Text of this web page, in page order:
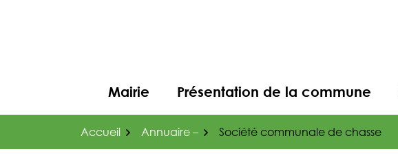
Mairie Présentation de la commune
Accueil Annuaire – Société communale de chasse